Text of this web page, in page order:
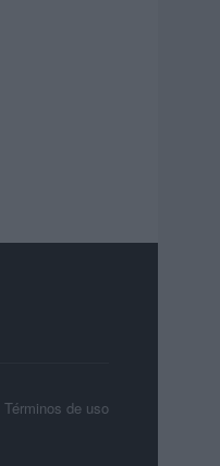
Términos de uso